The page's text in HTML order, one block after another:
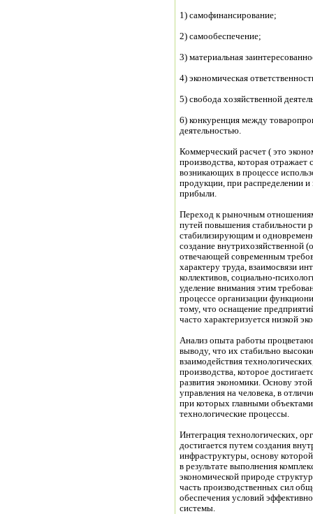
1) самофинансирование;
2) самообеспечение;
3) материальная
4) экономическая
5) свобода хозяйственной
6) конкуренция между
деятельностью.
Коммерческий расчет ( это
производства, которая
возникающих в процессе
продукции, при распределении
прибыли.
Переход к рыночным
путей повышения стабильности
стабилизирующим и
создание внутрихозяйственной
отвечающей
характеру труда, взаимосвязи
коллективов, социально-
уделение внимания этим
процессе организации
тому, что оснащение
часто характеризуется низкой
Анализ опыта работы
выводу, что их стабильно
взаимодействия
производства, которое
развития экономики. Основу
управления на человека, в
при которых главными
технологические процессы.
Интеграция технологических,
достигается путем создания
инфраструктуры, основу
в результате выполнения
экономической природе
часть производственных сил
обеспечения условий
системы.